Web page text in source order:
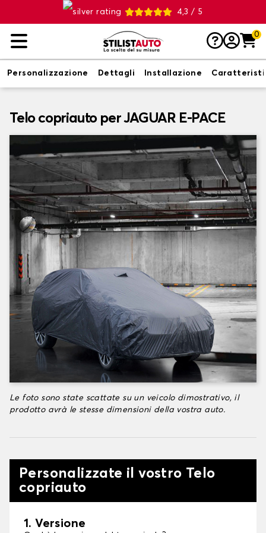
4,3 / 5
0
Personalizzazione Dettagli Installazione
Telo copriauto per JAGUAR E-PACE
Le foto sono state scattate su un veicolo dimostrativo, il
prodotto avrà le stesse dimensioni della vostra auto.
Personalizzate il vostro Telo
copriauto
1. Versione